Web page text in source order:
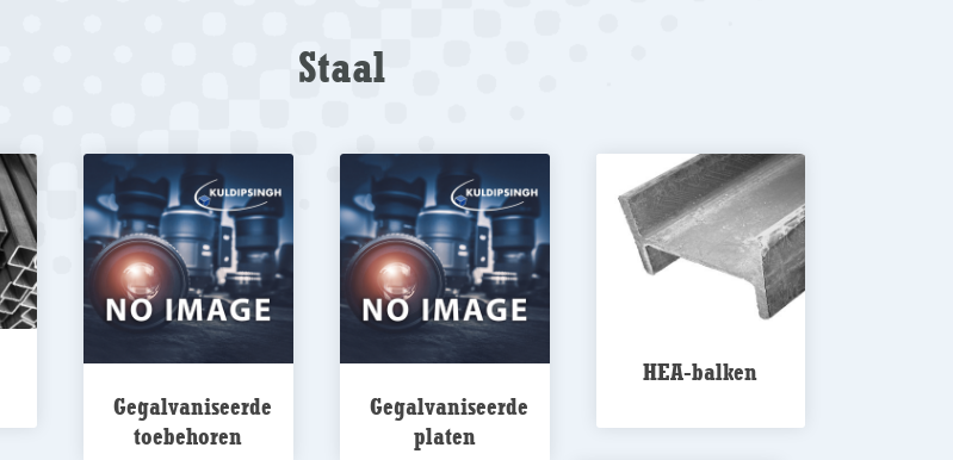
Staal
Gegalvaniseerde
toebehoren
Gegalvaniseerde
platen
HEA-balken